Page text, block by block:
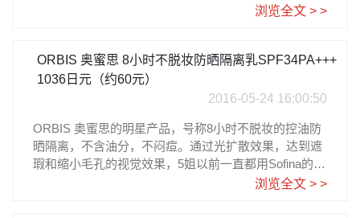
垢，超实用凑单佳品。保温杯身形细长不易清洁，有了
浏览全文 > >
ORBIS 奥蜜思 8小时不脱妆防晒隔离乳SPF34PA+++
1036日元（约60元）
2016-05-24 16:00:50
ORBIS 奥蜜思的明星产品，号称8小时不脱妆的控油防
晒隔离，不含油分，不闷痘。通过光扩散效果，达到遮
瑕和缩小毛孔的视觉效果，5姐以前一直都用Sofina的控
油隔离，但是用过这款以后就爱上这款了。比Sofina那
浏览全文 > >